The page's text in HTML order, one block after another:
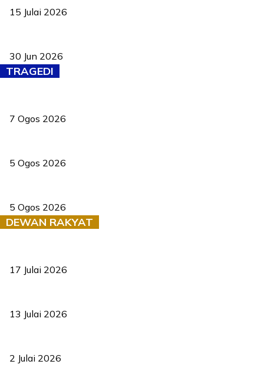
15 Julai 2026
30 Jun 2026
TRAGEDI
7 Ogos 2026
5 Ogos 2026
5 Ogos 2026
DEWAN RAKYAT
17 Julai 2026
13 Julai 2026
2 Julai 2026